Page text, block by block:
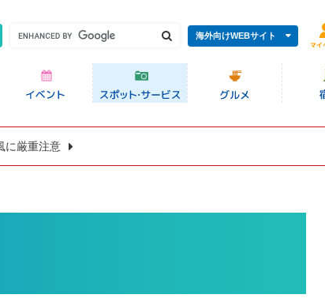
海外向けWEBサイト
に厳重注意